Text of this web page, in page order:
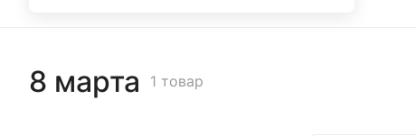
8 марта 1 товар